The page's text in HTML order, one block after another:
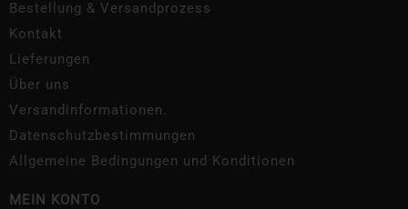
Bestellung & Versandprozess
Kontakt
Lieferungen
Über uns
Versandinformationen.
Datenschutzbestimmungen
Allgemeine Bedingungen und Konditionen
MEIN KONTO